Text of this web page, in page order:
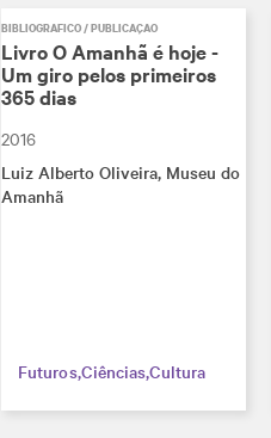
BIBLIOGRÁFICO / PUBLICAÇÃO
Livro O Amanhã é hoje -
Um giro pelos primeiros
365 dias
2016
Luiz Alberto Oliveira, Museu do
Amanhã
FuturosCiênciasCultura